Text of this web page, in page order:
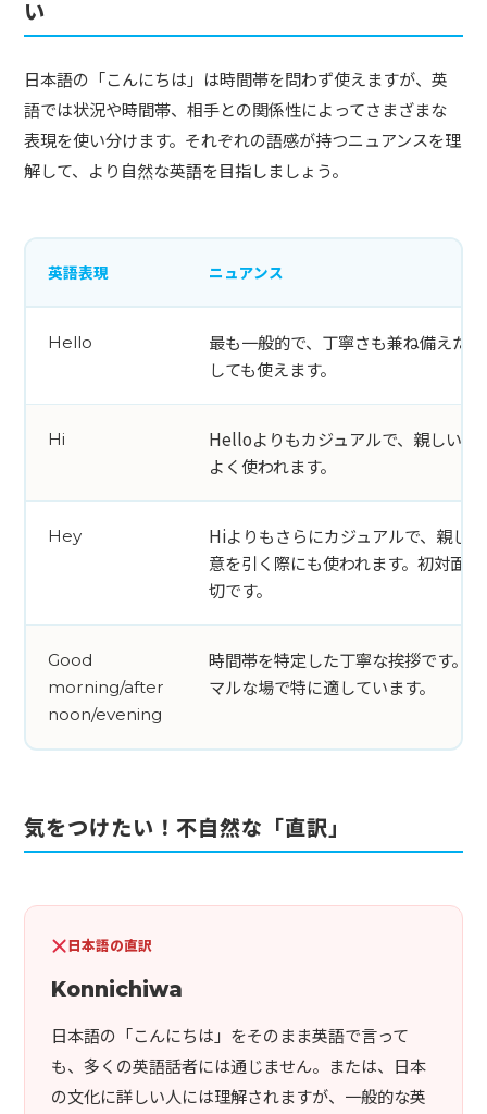
い
日本語の「こんにちは」は時間帯を問わず使えますが、英
語では状況や時間帯、相手との関係性によってさまざまな
表現を使い分けます。それぞれの語感が持つニュアンスを理
解して、より自然な英語を目指しましょう。
英語表現 ニュアンス
Hello
最も一般的で、丁寧さも兼ね備えた
しても使えます。
Hi
Helloよりもカジュアルで、親しい友
よく使われます。
Hey
Hiよりもさらにカジュアルで、親し
意を引く際にも使われます。初対面
切です。
Good
morning/after
noon/evening
時間帯を特定した丁寧な挨拶です。
マルな場で特に適しています。
気をつけたい！不自然な「直訳」
日本語の直訳
Konnichiwa
日本語の「こんにちは」をそのまま英語で言って
も、多くの英語話者には通じません。または、日本
の文化に詳しい人には理解されますが、一般的な英